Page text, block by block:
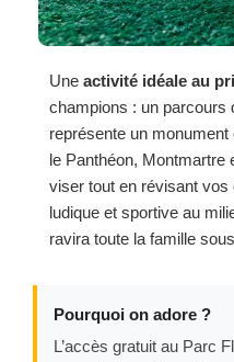
Une activité idéale au
champions : un parcours
représente un
le Panthéon, Montmartre
viser tout en révisant vos
ludique et sportive au
ravira toute la famille
Pourquoi on adore ?
L’accès gratuit au Parc